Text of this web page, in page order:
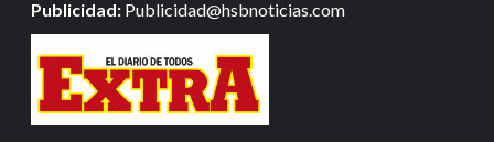
Publicidad: Publicidad@hsbnoticias.com